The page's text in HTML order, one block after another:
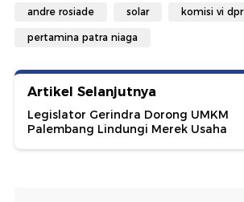
andre rosiade solar komisi vi dpr
pertamina patra niaga
Artikel Selanjutnya
Legislator Gerindra Dorong UMKM
Palembang Lindungi Merek Usaha